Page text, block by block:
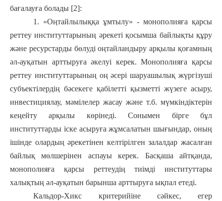
бағалауға болады [2]:
1. «Оңтайлылыққа ұмтылу» - монополияға қарсы
реттеу институттарының әрекеті қосымша байлықты құру
және ресурстарды бөлуді оңтайландыру арқылы қоғамның
әл-ауқатын арттыруға әкелуі керек. Монополияға қарсы
реттеу институттарының оң әсері шаруашылық жүргізуші
субъектілердің бәсекеге қабілетті қызметті жүзеге асыру,
инвестициялау, мәмілелер жасау және т.б. мүмкіндіктерін
кеңейту арқылы көрінеді. Сонымен бірге бұл
институттарды іске асыруға жұмсалатын шығындар, оның
ішінде олардың әрекетінен келтірілген залалдар жасалған
байлық мөлшерінен аспауы керек. Басқаша айтқанда,
монополияға қарсы реттеудің тиімді институттары
халықтың әл-ауқатын барынша арттыруға ықпал етеді.
Кальдор-Хикс критерийіне сәйкес, егер